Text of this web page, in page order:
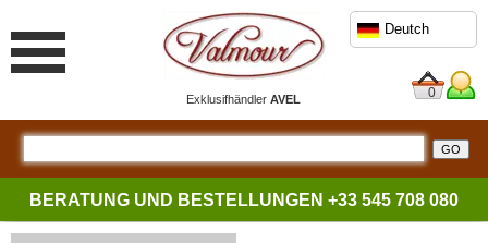
ExklusifhändlerAVEL
Deutch
0
BERATUNG UND BESTELLUNGEN +33 545 708 080